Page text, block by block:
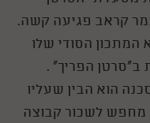
קראב פגיעה קשה.
הסודי שלו
ב"סרטן הפריך" .
הוא הבין שעליו
לשכור קבוצה